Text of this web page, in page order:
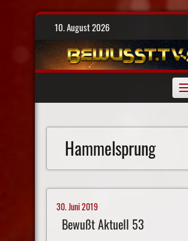
Skip
10. August 2026
Hammelsprung
30. Juni 2019
Bewußt Aktuell 53